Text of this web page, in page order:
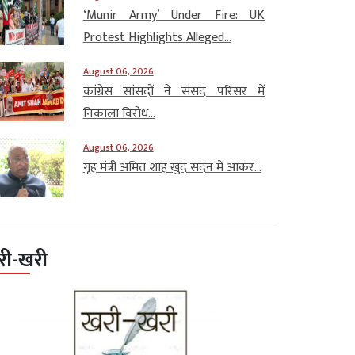
‘Munir Army’ Under Fire: UK
Protest Highlights Alleged...
August 06, 2026
कांग्रेस सांसदों ने संसद परिसर में
निकाला विरोध...
August 06, 2026
गृह मंत्री अमित शाह खुद सदन में आकर...
खरी